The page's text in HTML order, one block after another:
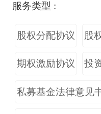
服务类型 :
股权分配协议 股
期权激励协议 投
私募基金法律意见